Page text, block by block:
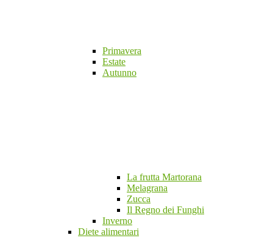
Primavera
Estate
Autunno
La frutta Martorana
Melagrana
Zucca
Il Regno dei Funghi
Inverno
Diete alimentari